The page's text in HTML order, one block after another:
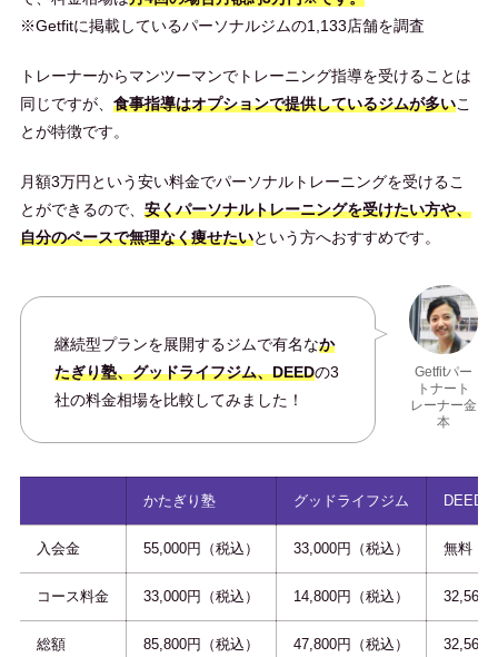
※Getfitに掲載しているパーソナルジムの1,133店舗を調査
トレーナーからマンツーマンでトレーニング指導を受けることは
同じですが、 食事指導はオプションで提供しているジムが多いこ
とが特徴です。
月額3万円という安い料金でパーソナルトレーニングを受けるこ
とができるので、 安くパーソナルトレーニングを受けたい方や、
自分のペースで無理なく痩せたいという方へおすすめです。
Getfitパー
トナート
レーナー金
本
継続型プランを展開するジムで有名なか
たぎり塾、グッドライフジム、DEEDの3
社の料金相場を比較してみました！
かたぎり塾 グッドライフジム DEED
入会金 55,000円（税込） 33,000円（税込） 無料
コース料金 33,000円（税込） 14,800円（税込） 32,560
総額 85,800円（税込） 47,800円（税込） 32,560